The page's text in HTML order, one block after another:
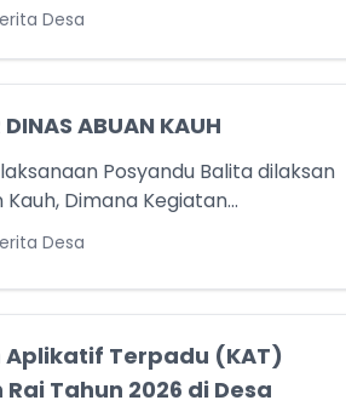
Desa
ABUAN KAUH
Posyandu Balita dilaksan
Dimana Kegiatan...
Desa
Terpadu (KAT)
Tahun 2026 di Desa